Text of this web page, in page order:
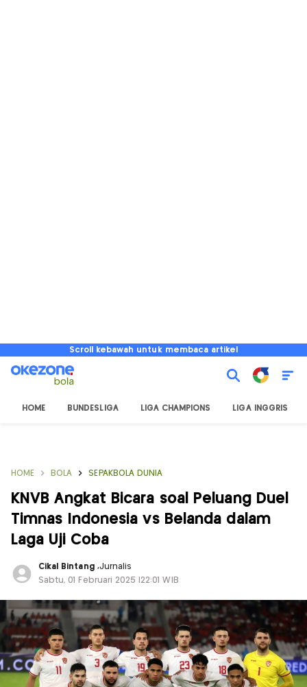
Scroll kebawah untuk membaca artikel
HOME BUNDESLIGA LIGA CHAMPIONS LIGA INGGRIS
HOME BOLA SEPAKBOLA DUNIA
KNVB Angkat Bicara soal Peluang Duel
Timnas Indonesia vs Belanda dalam
Laga Uji Coba
Cikal Bintang ,Jurnalis
Sabtu, 01 Februari 2025 |22:01 WIB